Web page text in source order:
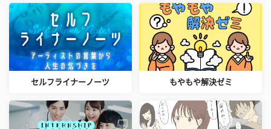
セルフライナーノーツ もやもや解決ゼミ